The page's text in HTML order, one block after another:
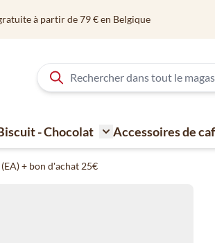
Commandé avant 12h?
for Machine à café
- Chocolat
Toggle submenu for
Accessoires de
+ bon d'achat 25€